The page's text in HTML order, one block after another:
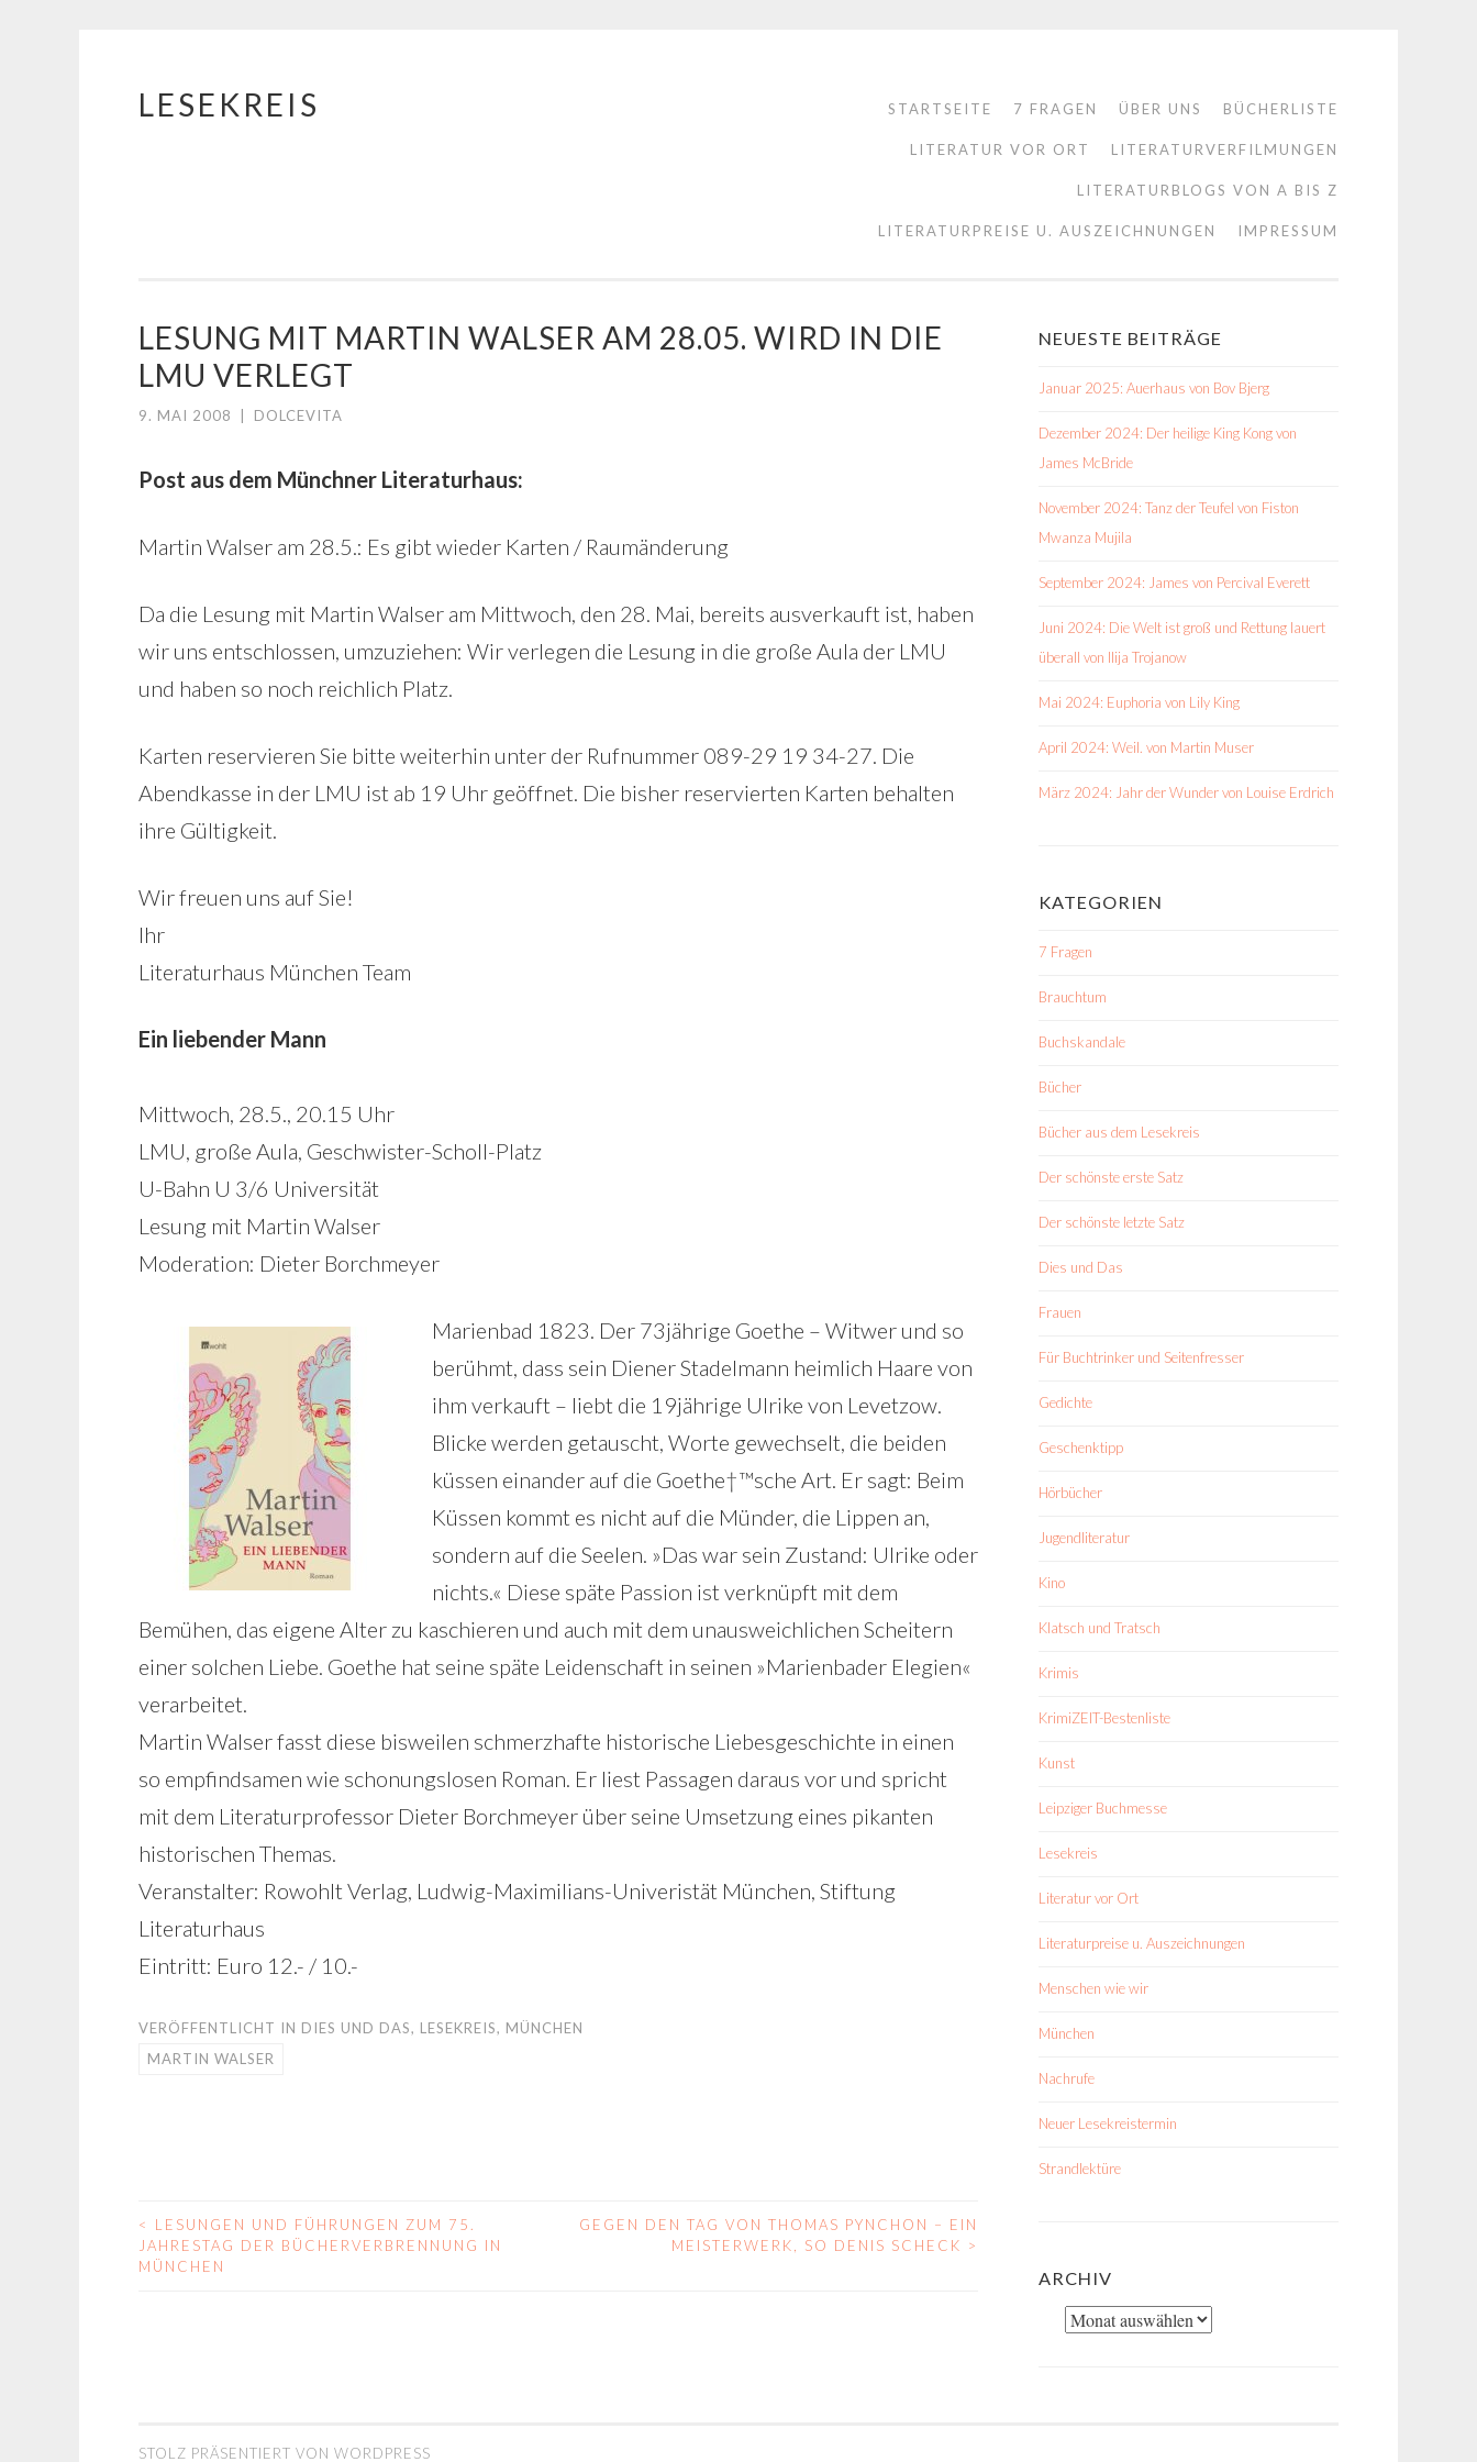
Springe
LESEKREIS STARTSEITE 7 FRAGEN ÜBER UNS BÜCHERLISTE
LITERATUR VOR ORT LITERATURVERFILMUNGEN
LITERATURBLOGS VON A BIS Z
LITERATURPREISE U. AUSZEICHNUNGEN IMPRESSUM
LESUNG MIT MARTIN WALSER AM 28.05. WIRD IN DIE
LMU VERLEGT
9. MAI 2008 DOLCEVITA
Post aus dem Münchner Literaturhaus:
Martin Walser am 28.5.: Es gibt wieder Karten / Raumänderung
Da die Lesung mit Martin Walser am Mittwoch, den 28. Mai, bereits ausverkauft ist, haben
wir uns entschlossen, umzuziehen: Wir verlegen die Lesung in die große Aula der LMU
und haben so noch reichlich Platz.
Karten reservieren Sie bitte weiterhin unter der Rufnummer 089-29 19 34-27. Die
Abendkasse in der LMU ist ab 19 Uhr geöffnet. Die bisher reservierten Karten behalten
ihre Gültigkeit.
Wir freuen uns auf Sie!
Ihr
Literaturhaus München Team
Ein liebender Mann
Mittwoch, 28.5., 20.15 Uhr
LMU, große Aula, Geschwister-Scholl-Platz
U-Bahn U 3/6 Universität
Lesung mit Martin Walser
Moderation: Dieter Borchmeyer
Marienbad 1823. Der 73jährige Goethe – Witwer und so
berühmt, dass sein Diener Stadelmann heimlich Haare von
ihm verkauft – liebt die 19jährige Ulrike von Levetzow.
Blicke werden getauscht, Worte gewechselt, die beiden
küssen einander auf die Goethe†™sche Art. Er sagt: Beim
Küssen kommt es nicht auf die Münder, die Lippen an,
sondern auf die Seelen. »Das war sein Zustand: Ulrike oder
nichts.« Diese späte Passion ist verknüpft mit dem
Bemühen, das eigene Alter zu kaschieren und auch mit dem unausweichlichen Scheitern
einer solchen Liebe. Goethe hat seine späte Leidenschaft in seinen »Marienbader Elegien«
verarbeitet.
Martin Walser fasst diese bisweilen schmerzhafte historische Liebesgeschichte in einen
so empfindsamen wie schonungslosen Roman. Er liest Passagen daraus vor und spricht
mit dem Literaturprofessor Dieter Borchmeyer über seine Umsetzung eines pikanten
historischen Themas.
Veranstalter: Rowohlt Verlag, Ludwig-Maximilians-Univeristät München, Stiftung
Literaturhaus
Eintritt: Euro 12.- / 10.-
VERÖFFENTLICHT IN DIES UND DAS, LESEKREIS, MÜNCHEN
MARTIN WALSER
BEITRAGS-
<
LESUNGEN UND FÜHRUNGEN ZUM 75.
JAHRESTAG DER BÜCHERVERBRENNUNG IN
MÜNCHEN
GEGEN DEN TAG VON THOMAS PYNCHON – EIN
MEISTERWERK, SO DENIS SCHECK >
NEUESTE BEITRÄGE
Januar 2025: Auerhaus von Bov Bjerg
Dezember 2024: Der heilige King Kong von
James McBride
November 2024: Tanz der Teufel von Fiston
Mwanza Mujila
September 2024: James von Percival Everett
Juni 2024: Die Welt ist groß und Rettung lauert
überall von Ilija Trojanow
Mai 2024: Euphoria von Lily King
April 2024: Weil. von Martin Muser
März 2024: Jahr der Wunder von Louise Erdrich
KATEGORIEN
7 Fragen
Brauchtum
Buchskandale
Bücher
Bücher aus dem Lesekreis
Der schönste erste Satz
Der schönste letzte Satz
Dies und Das
Frauen
Für Buchtrinker und Seitenfresser
Gedichte
Geschenktipp
Hörbücher
Jugendliteratur
Kino
Klatsch und Tratsch
Krimis
KrimiZEIT-Bestenliste
Kunst
Leipziger Buchmesse
Lesekreis
Literatur vor Ort
Literaturpreise u. Auszeichnungen
Menschen wie wir
München
Nachrufe
Neuer Lesekreistermin
Strandlektüre
ARCHIV
Archiv
STOLZ PRÄSENTIERT VON WORDPRESS